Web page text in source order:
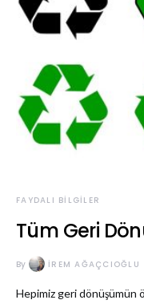
FAYDALI BILGILER
Tüm Geri
By İREM AĞAÇCIOĞLU
Hepimiz geri dönüşümün